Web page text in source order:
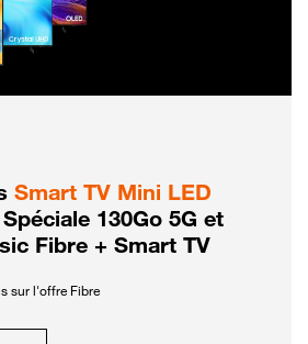
Smart TV Mini LED
130Go 5G et
Fibre + Smart TV
sur l'offre Fibre